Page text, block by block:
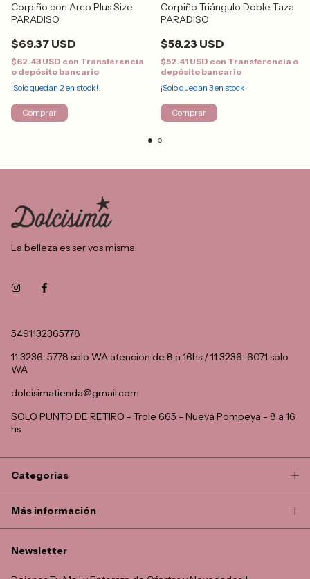
Corpiño con Arco Plus Size
PARADISO
$69.37 USD
$62.43 USD con Transferencia
o depósito bancario
¡Solo quedan 2en stock!
Comprar
Corpiño Triángulo Doble Taza
PARADISO
$58.23 USD
$52.41 USD con Transferencia o
depósito bancario
¡Solo quedan 3en stock!
Comprar
La belleza es ser vos misma
5491132365778
11 3236-5778 solo WA atencion de 8 a 16hs / 11 3236-6071 solo
WA
dolcisimatienda@gmail.com
SOLO PUNTO DE RETIRO - Trole 665 - Nueva Pompeya - 8 a 16
hs.
Categorias
Más información
Newsletter